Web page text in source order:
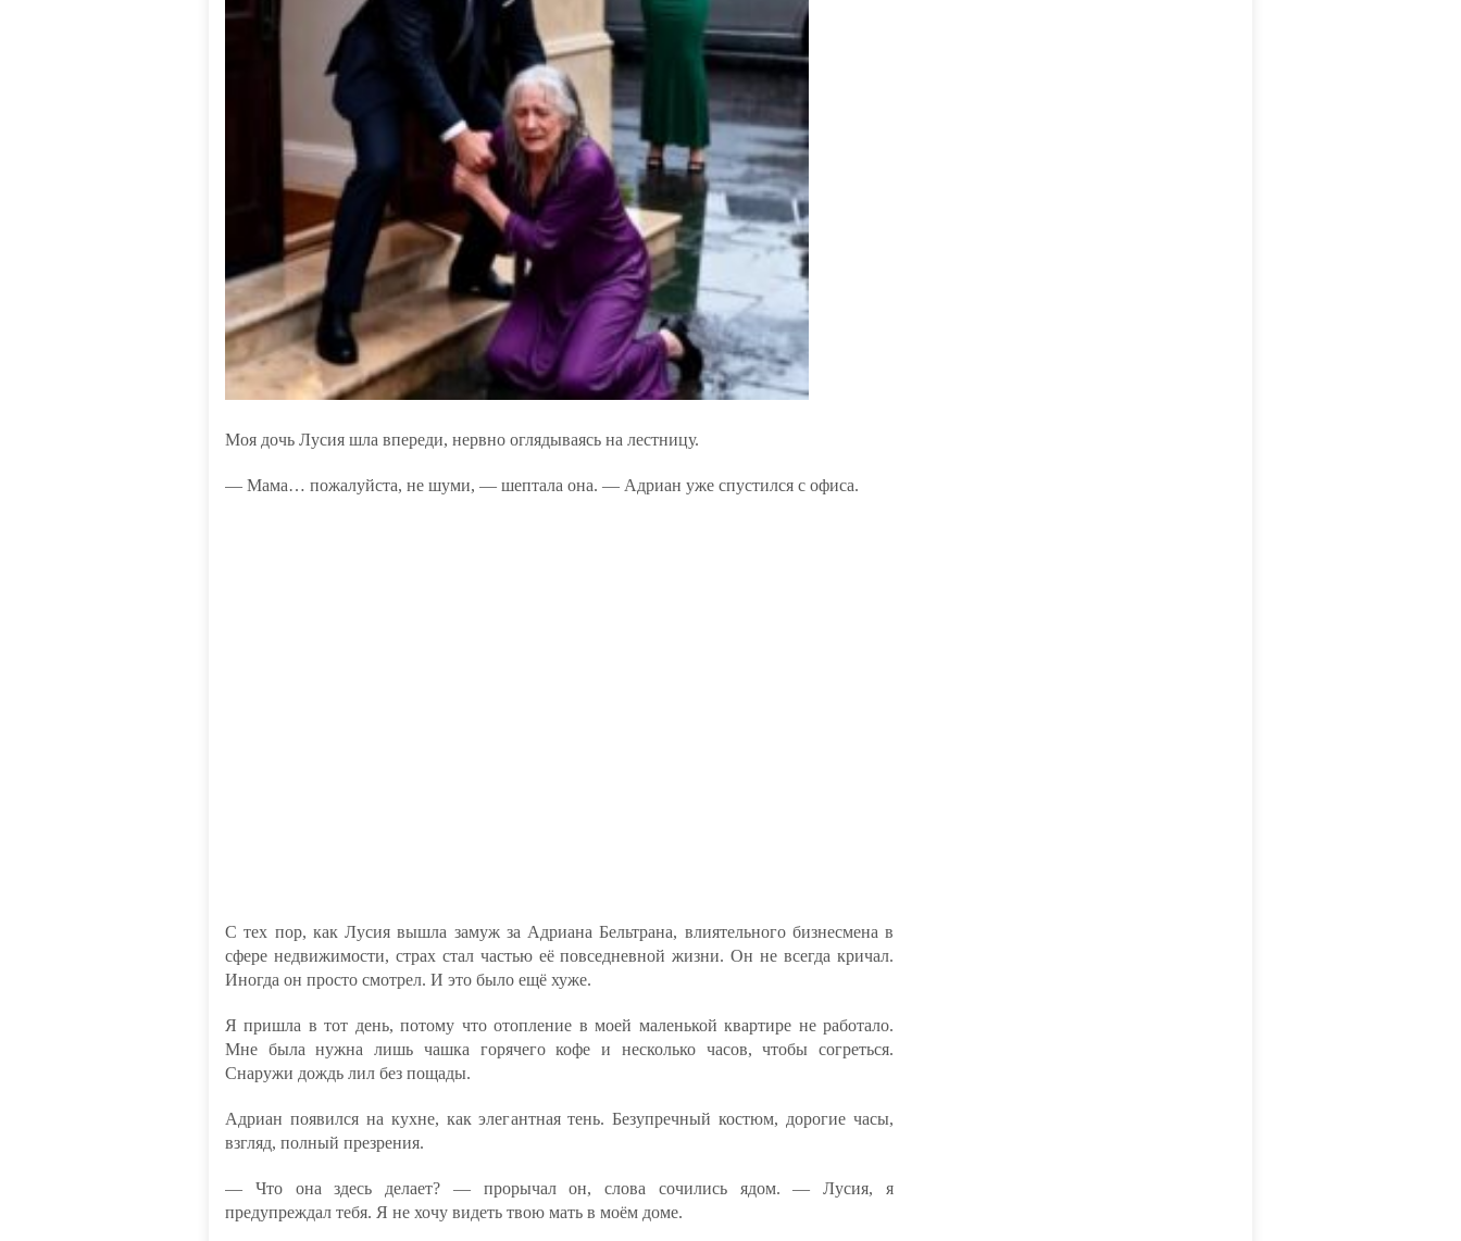
Моя дочь Лусия шла впереди, нервно оглядываясь на лестницу.
— Мама… пожалуйста, не шуми, — шептала она. — Адриан уже спустился с офиса.
С тех пор, как Лусия вышла замуж за Адриана Бельтрана, влиятельного бизнесмена в
сфере недвижимости, страх стал частью её повседневной жизни. Он не всегда кричал.
Иногда он просто смотрел. И это было ещё хуже.
Я пришла в тот день, потому что отопление в моей маленькой квартире не работало.
Мне была нужна лишь чашка горячего кофе и несколько часов, чтобы согреться.
Снаружи дождь лил без пощады.
Адриан появился на кухне, как элегантная тень. Безупречный костюм, дорогие часы,
взгляд, полный презрения.
— Что она здесь делает? — прорычал он, слова сочились ядом. — Лусия, я
предупреждал тебя. Я не хочу видеть твою мать в моём доме.